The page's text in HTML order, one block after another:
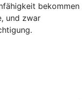
bekommen
und zwar